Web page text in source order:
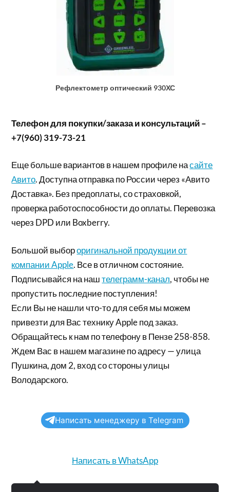
Рефлектометр оптический 930ХС
Телефон для покупки/заказа и консультаций –
+7(960) 319-73-21
Еще больше вариантов в нашем профиле насайте
Авито. Доступна отправка по России через «Авито
Доставка». Без предоплаты, со страховкой,
проверка работоспособности до оплаты. Перевозка
через DPD или Boxberry.
Большой выбороригинальной продукции от
компании Apple. Все в отличном состояние.
Подписывайся на наштелеграмм-канал, чтобы не
пропустить последние поступления!
Если Вы не нашли что-то для себя мы можем
привезти для Вас технику Apple под заказ.
Обращайтесь к нам по телефону в Пензе 258-858.
Ждем Вас в нашем магазине по адресу — улица
Пушкина, дом 2, вход со стороны улицы
Володарского.
Написать менеджеру в Telegram
Написать в WhatsApp